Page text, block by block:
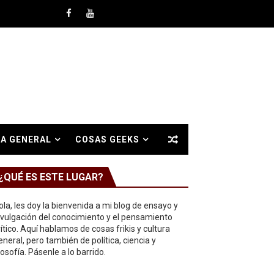
GENERAL COSAS GEEKS
ES ESTE LUGAR?
les doy la bienvenida a mi blog de ensayo y
del conocimiento y el pensamiento
Aquí hablamos de cosas frikis y cultura
pero también de política, ciencia y
Pásenle a lo barrido.